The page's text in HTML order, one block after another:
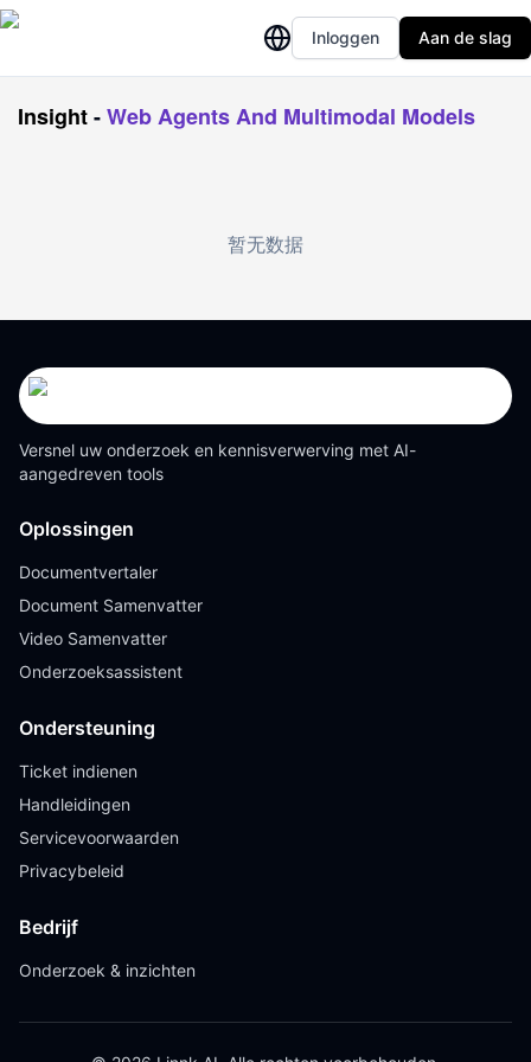
Inloggen Aan de slag
Insight-Web Agents And Multimodal Models
暂无数据
Versnel uw onderzoek en kennisverwerving met AI-
aangedreven tools
Oplossingen
Documentvertaler
Document Samenvatter
Video Samenvatter
Onderzoeksassistent
Ondersteuning
Ticket indienen
Handleidingen
Servicevoorwaarden
Privacybeleid
Bedrijf
Onderzoek & inzichten